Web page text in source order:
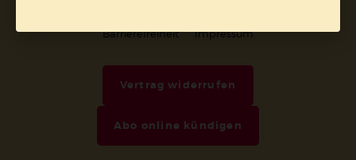
Barrierefreiheit
Impressum
Vertrag widerrufen
Abo online kündigen